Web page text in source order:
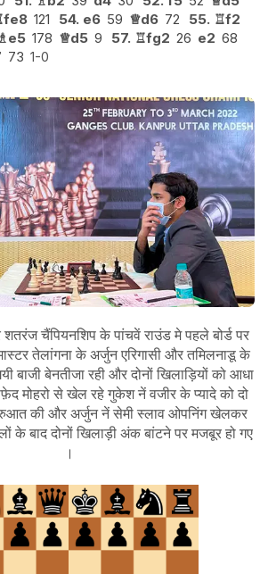
fe8 121 54. e6 59 ♕d6 72 55. ♖f2
♗ e5 178 ♕d5 9 57. ♖fg2 26 e2 68
73 1-0
शतरंज चैंपियनशिप के पांचवें राउंड मे पहले बोर्ड पर
तेलांगना के अर्जुन एरिगासी और तमिलनाडू के
बाजी बेनतीजा रही और दोनों खिलाड़ियों को आधा
मोहरो से खेल रहे गुकेश नें वजीर के प्यादे को दो
की और अर्जुन नें सेमी स्लाव ओपनिंग खेलकर
के बाद दोनों खिलाड़ी अंक बांटने पर मजबूर हो गए
।